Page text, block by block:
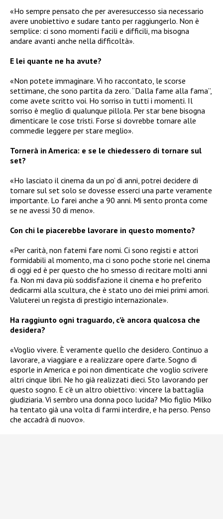
«Ho sempre pensato che per averesuccesso sia necessario
avere unobiettivo e sudare tanto per raggiungerlo. Non è
semplice: ci sono momenti facili e difficili, ma bisogna
andare avanti anche nella difficoltà».
E lei quante ne ha avute?
«Non potete immaginare. Vi ho raccontato, le scorse
settimane, che sono partita da zero. “Dalla fame alla fama”,
come avete scritto voi. Ho sorriso in tutti i momenti. Il
sorriso è meglio di qualunque pillola. Per star bene bisogna
dimenticare le cose tristi. Forse si dovrebbe tornare alle
commedie leggere per stare meglio».
Tornerà in America: e se le chiedessero di tornare sul
set?
«Ho lasciato il cinema da un po’ di anni, potrei decidere di
tornare sul set solo se dovesse esserci una parte veramente
importante. Lo farei anche a 90 anni. Mi sento pronta come
se ne avessi 30 di meno».
Con chi le piacerebbe lavorare in questo momento?
«Per carità, non fatemi fare nomi. Ci sono registi e attori
formidabili al momento, ma ci sono poche storie nel cinema
di oggi ed è per questo che ho smesso di recitare molti anni
fa. Non mi dava più soddisfazione il cinema e ho preferito
dedicarmi alla scultura, che è stato uno dei miei primi amori.
Valuterei un regista di prestigio internazionale».
Ha raggiunto ogni traguardo, c’è ancora qualcosa che
desidera?
«Voglio vivere. È veramente quello che desidero. Continuo a
lavorare, a viaggiare e a realizzare opere d’arte. Sogno di
esporle in America e poi non dimenticate che voglio scrivere
altri cinque libri. Ne ho già realizzati dieci. Sto lavorando per
questo sogno. E c’è un altro obiettivo: vincere la battaglia
giudiziaria. Vi sembro una donna poco lucida? Mio figlio Milko
ha tentato già una volta di farmi interdire, e ha perso. Penso
che accadrà di nuovo».